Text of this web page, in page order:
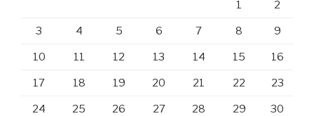
1 2
3 4 5 6 7 8 9
10 11 12 13 14 15 16
17 18 19 20 21 22 23
24 25 26 27 28 29 30